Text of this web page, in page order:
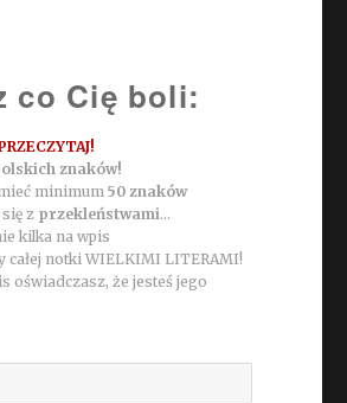
co Cię boli:
znaków!
minimum 50 znaków
z przekleństwami...
kilka na wpis
całej notki WIELKIMI LITERAMI!
oświadczasz, że jesteś jego